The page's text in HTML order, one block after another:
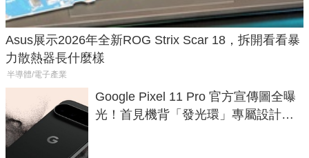
Asus展示2026年全新ROG Strix Scar 18，拆開看看暴
力散熱器長什麼樣
半導體/電子產業
Google Pixel 11 Pro 官方宣傳圖全曝
光！首見機背「發光環」專屬設計、